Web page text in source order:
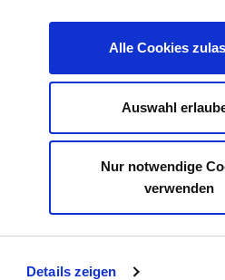
Details zeigen
Alle Cookies
Auswahl
Nur notwendige
verwenden
STELLENBÖRSE KONTAKT